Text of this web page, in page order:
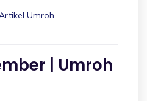
Umroh
| Umroh